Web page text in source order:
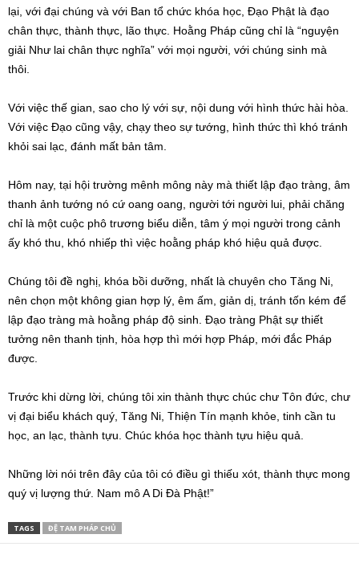
lại, với đại chúng và với Ban tổ chức khóa học, Đạo Phật là đạo
chân thực, thành thực, lão thực. Hoằng Pháp cũng chỉ là “nguyện
giải Như lai chân thực nghĩa” với mọi người, với chúng sinh mà
thôi.
Với việc thế gian, sao cho lý với sự, nội dung với hình thức hài hòa.
Với việc Đạo cũng vậy, chạy theo sự tướng, hình thức thì khó tránh
khỏi sai lạc, đánh mất bản tâm.
Hôm nay, tại hội trường mênh mông này mà thiết lập đạo tràng, âm
thanh ảnh tướng nó cứ oang oang, người tới người lui, phải chăng
chỉ là một cuộc phô trương biểu diễn, tâm ý mọi người trong cảnh
ấy khó thu, khó nhiếp thì việc hoằng pháp khó hiệu quả được.
Chúng tôi đề nghị, khóa bồi dưỡng, nhất là chuyên cho Tăng Ni,
nên chọn một không gian hợp lý, êm ấm, giản dị, tránh tốn kém để
lập đạo tràng mà hoằng pháp độ sinh. Đạo tràng Phật sự thiết
tưởng nên thanh tịnh, hòa hợp thì mới hợp Pháp, mới đắc Pháp
được.
Trước khi dừng lời, chúng tôi xin thành thực chúc chư Tôn đức, chư
vị đại biểu khách quý, Tăng Ni, Thiện Tín mạnh khỏe, tinh cần tu
học, an lạc, thành tựu. Chúc khóa học thành tựu hiệu quả.
Những lời nói trên đây của tôi có điều gì thiếu xót, thành thực mong
quý vị lượng thứ. Nam mô A Di Đà Phật!”
TAGS ĐỆ TAM PHÁP CHỦ